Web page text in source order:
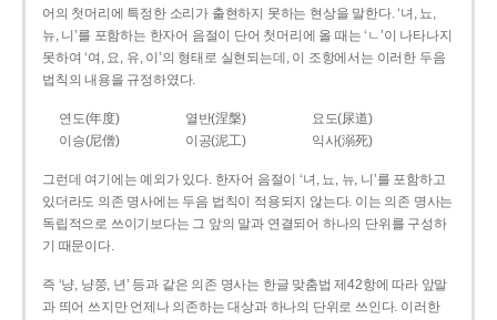
어의 첫머리에 특정한 소리가 출현하지 못하는 현상을 말한다. ‘녀, 뇨,
뉴, 니’를 포함하는 한자어 음절이 단어 첫머리에 올 때는 ‘ㄴ’이 나타나지
못하여 ‘여, 요, 유, 이’의 형태로 실현되는데, 이 조항에서는 이러한 두음
법칙의 내용을 규정하였다.
연도(年度) 열반(涅槃)
요도(尿道)
이승(尼僧)
이공(泥工) 익사(溺死)
그런데 여기에는 예외가 있다. 한자어 음절이 ‘녀, 뇨, 뉴, 니’를 포함하고
있더라도 의존 명사에는 두음 법칙이 적용되지 않는다. 이는 의존 명사는
독립적으로 쓰이기보다는 그 앞의 말과 연결되어 하나의 단위를 구성하
기 때문이다.
즉 ‘냥, 냥쭝, 년’ 등과 같은 의존 명사는 한글 맞춤법 제42항에 따라 앞말
과 띄어 쓰지만 언제나 의존하는 대상과 하나의 단위로 쓰인다. 이러한